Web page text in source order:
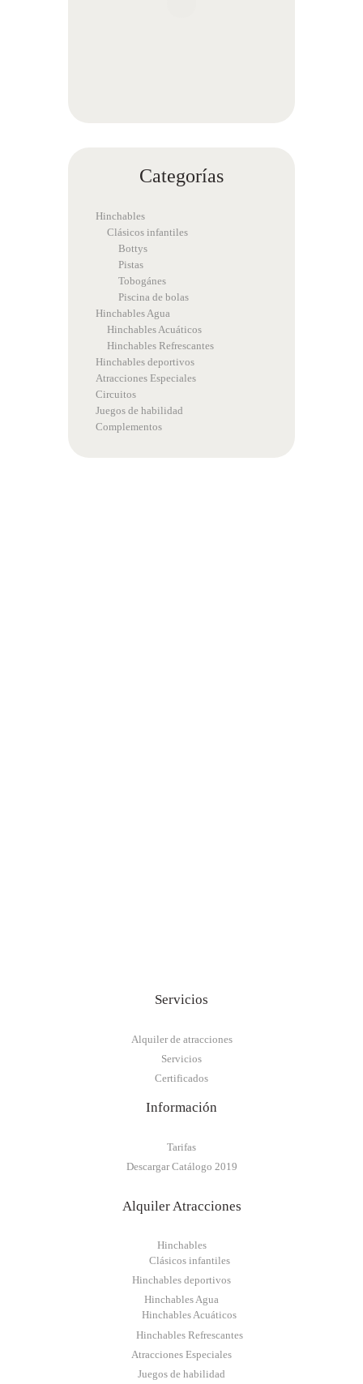
Categorías
Hinchables
Clásicos infantiles
Bottys
Pistas
Tobogánes
Piscina de bolas
Hinchables Agua
Hinchables Acuáticos
Hinchables Refrescantes
Hinchables deportivos
Atracciones Especiales
Circuitos
Juegos de habilidad
Complementos
Servicios
Alquiler de atracciones
Servicios
Certificados
Información
Tarifas
Descargar Catálogo 2019
Alquiler Atracciones
Hinchables
Clásicos infantiles
Hinchables deportivos
Hinchables Agua
Hinchables Acuáticos
Hinchables Refrescantes
Atracciones Especiales
Juegos de habilidad